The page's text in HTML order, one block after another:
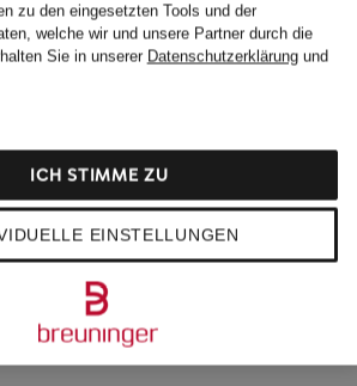
Blauer
Steppjacke CAROLL
CHF 309
Daunenjacke
zu den eingesetzten Tools und der
welche wir und unsere Partner durch die
Sie in unserer Datenschutzerklärungund
EINSTELLUNGEN
ICH STIMME ZU